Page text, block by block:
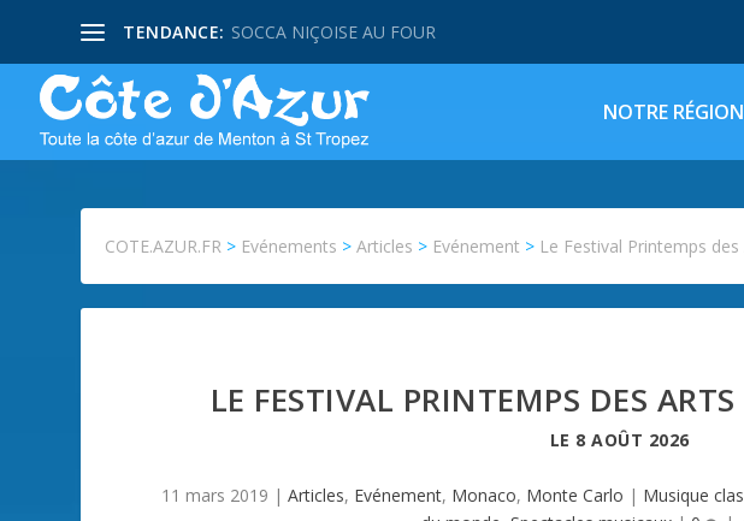
TENDANCE: SOCCA NIÇOISE AU FOUR
NOTRE RÉGION
COTE.AZUR.FR > Evénements >Articles > Evénement > Le Festival Printemps
LE FESTIVAL PRINTEMPS DES
LE 8 AOÛT 2026
11 mars 2019 | Articles, Evénement, Monaco, Monte Carlo | Musique